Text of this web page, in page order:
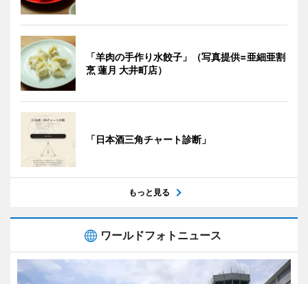
「羊肉の手作り水餃子」（写真提供=亜細亜割
烹 蓮月 大井町店）
「日本酒三角チャート診断」
もっと見る
ワールドフォトニュース